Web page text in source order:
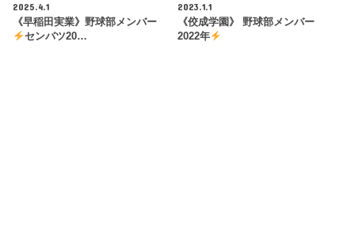
2025.4.1
《早稲田実業》野球部メンバー
センバツ20…
2023.1.1
《佼成学園》 野球部メンバー
2022年